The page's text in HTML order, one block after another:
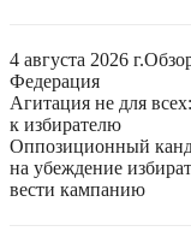
4 августа 2026 г.
Федерация
Агитация не для
к избирателю
Оппозиционный
на убеждение
вести кампанию